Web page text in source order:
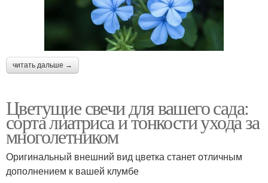
читать дальше →
Цветущие свечи для вашего сада:
сорта лиатриса и тонкости ухода за
многолетником
Оригинальный внешний вид цветка станет отличным
дополнением к вашей клумбе